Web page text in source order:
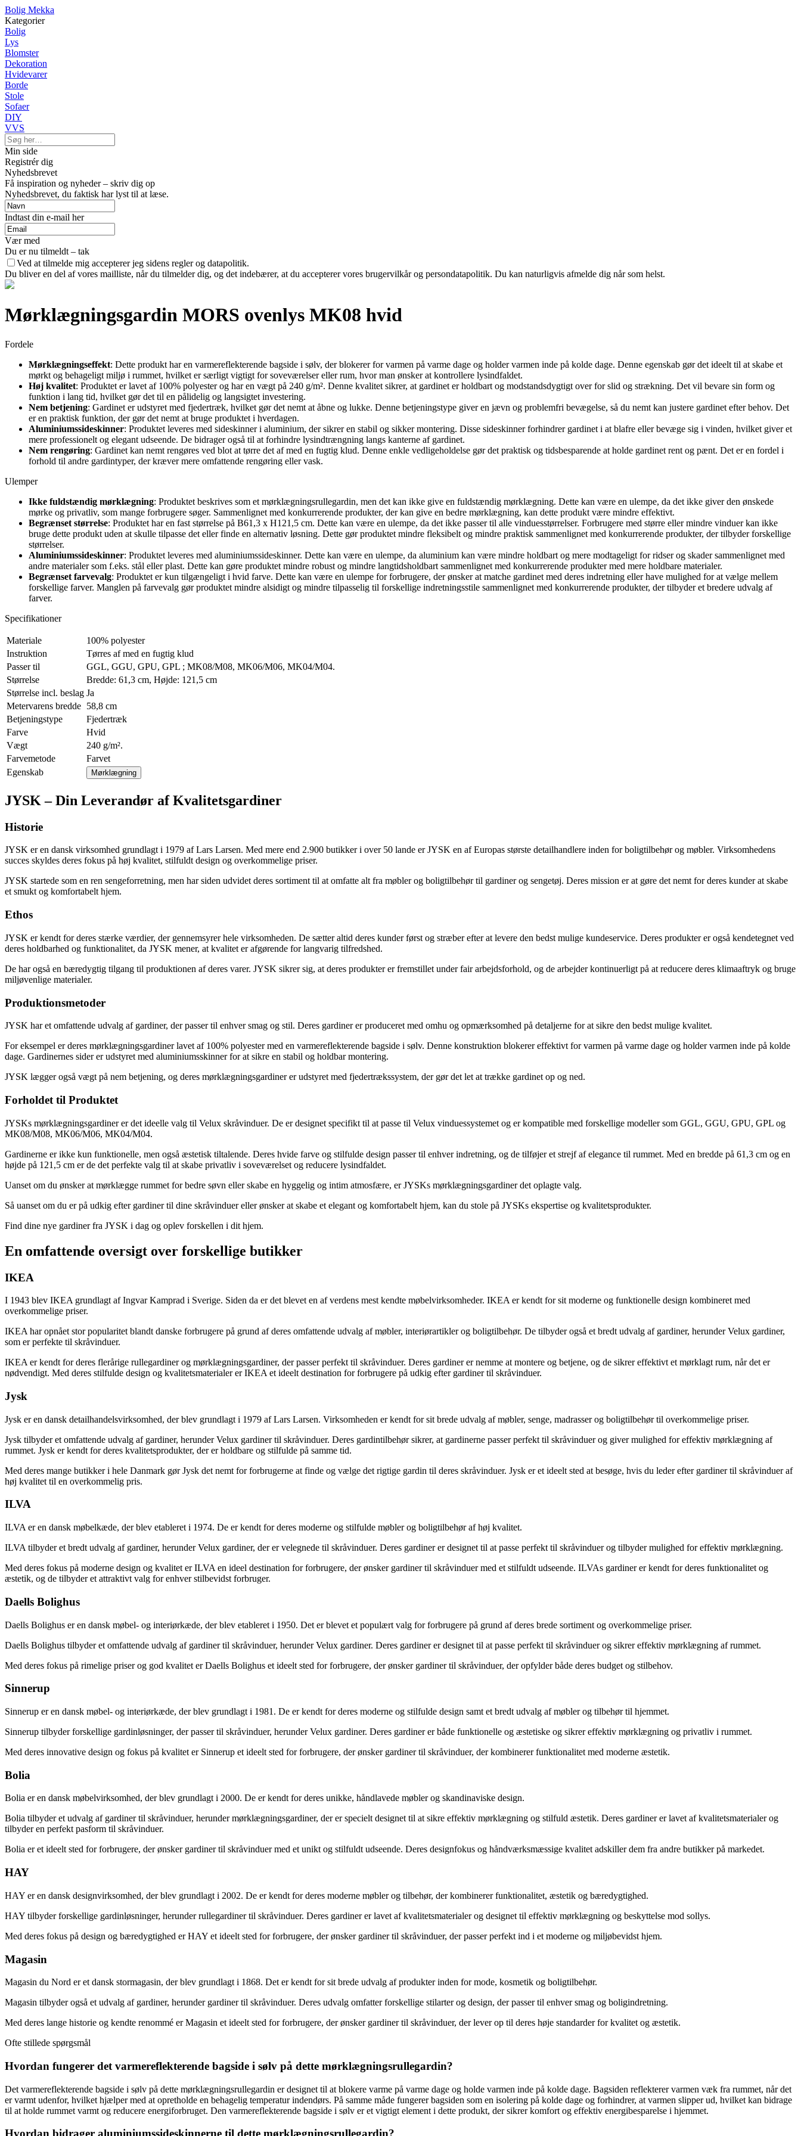
Bolig Mekka
Kategorier
Bolig
Lys
Blomster
Dekoration
Hvidevarer
Borde
Stole
Sofaer
DIY
VVS
Min side
Registrér dig
Nyhedsbrevet
Få inspiration og nyheder – skriv dig op
Nyhedsbrevet, du faktisk har lyst til at læse.
Indtast din e-mail her
Vær med
Du er nu tilmeldt – tak
Ved at tilmelde mig accepterer jeg sidens regler og datapolitik.
Du bliver en del af vores mailliste, når du tilmelder dig, og det indebærer, at du accepterer vores brugervilkår og persondatapolitik. Du kan naturligvis afmelde dig når som helst.
Mørklægningsgardin MORS ovenlys MK08 hvid
Fordele
Mørklægningseffekt: Dette produkt har en varmereflekterende bagside i sølv, der blokerer for varmen på varme dage og holder varmen inde på kolde dage. Denne egenskab gør det ideelt til at skabe et
mørkt og behageligt miljø i rummet, hvilket er særligt vigtigt for soveværelser eller rum, hvor man ønsker at kontrollere lysindfaldet.
Høj kvalitet: Produktet er lavet af 100% polyester og har en vægt på 240 g/m². Denne kvalitet sikrer, at gardinet er holdbart og modstandsdygtigt over for slid og strækning. Det vil bevare sin form og
funktion i lang tid, hvilket gør det til en pålidelig og langsigtet investering.
Nem betjening: Gardinet er udstyret med fjedertræk, hvilket gør det nemt at åbne og lukke. Denne betjeningstype giver en jævn og problemfri bevægelse, så du nemt kan justere gardinet efter behov. Det
er en praktisk funktion, der gør det nemt at bruge produktet i hverdagen.
Aluminiumssideskinner: Produktet leveres med sideskinner i aluminium, der sikrer en stabil og sikker montering. Disse sideskinner forhindrer gardinet i at blafre eller bevæge sig i vinden, hvilket giver et
mere professionelt og elegant udseende. De bidrager også til at forhindre lysindtrængning langs kanterne af gardinet.
Nem rengøring: Gardinet kan nemt rengøres ved blot at tørre det af med en fugtig klud. Denne enkle vedligeholdelse gør det praktisk og tidsbesparende at holde gardinet rent og pænt. Det er en fordel i
forhold til andre gardintyper, der kræver mere omfattende rengøring eller vask.
Ulemper
Ikke fuldstændig mørklægning: Produktet beskrives som et mørklægningsrullegardin, men det kan ikke give en fuldstændig mørklægning. Dette kan være en ulempe, da det ikke giver den ønskede
mørke og privatliv, som mange forbrugere søger. Sammenlignet med konkurrerende produkter, der kan give en bedre mørklægning, kan dette produkt være mindre effektivt.
Begrænset størrelse: Produktet har en fast størrelse på B61,3 x H121,5 cm. Dette kan være en ulempe, da det ikke passer til alle vinduesstørrelser. Forbrugere med større eller mindre vinduer kan ikke
bruge dette produkt uden at skulle tilpasse det eller finde en alternativ løsning. Dette gør produktet mindre fleksibelt og mindre praktisk sammenlignet med konkurrerende produkter, der tilbyder forskellige
størrelser.
Aluminiumssideskinner: Produktet leveres med aluminiumssideskinner. Dette kan være en ulempe, da aluminium kan være mindre holdbart og mere modtageligt for ridser og skader sammenlignet med
andre materialer som f.eks. stål eller plast. Dette kan gøre produktet mindre robust og mindre langtidsholdbart sammenlignet med konkurrerende produkter med mere holdbare materialer.
Begrænset farvevalg: Produktet er kun tilgængeligt i hvid farve. Dette kan være en ulempe for forbrugere, der ønsker at matche gardinet med deres indretning eller have mulighed for at vælge mellem
forskellige farver. Manglen på farvevalg gør produktet mindre alsidigt og mindre tilpasselig til forskellige indretningsstile sammenlignet med konkurrerende produkter, der tilbyder et bredere udvalg af
farver.
Specifikationer
Materiale
100% polyester
Instruktion
Tørres af med en fugtig klud
Passer til
GGL, GGU, GPU, GPL ; MK08/M08, MK06/M06, MK04/M04.
Størrelse
Bredde: 61,3 cm, Højde: 121,5 cm
Størrelse incl. beslag Ja
Metervarens bredde 58,8 cm
Betjeningstype
Fjedertræk
Farve
Hvid
Vægt
240 g/m².
Farvemetode
Farvet
Egenskab
Mørklægning
JYSK – Din Leverandør af Kvalitetsgardiner
Historie
JYSK er en dansk virksomhed grundlagt i 1979 af Lars Larsen. Med mere end 2.900 butikker i over 50 lande er JYSK en af Europas største detailhandlere inden for boligtilbehør og møbler. Virksomhedens
succes skyldes deres fokus på høj kvalitet, stilfuldt design og overkommelige priser.
JYSK startede som en ren sengeforretning, men har siden udvidet deres sortiment til at omfatte alt fra møbler og boligtilbehør til gardiner og sengetøj. Deres mission er at gøre det nemt for deres kunder at skabe
et smukt og komfortabelt hjem.
Ethos
JYSK er kendt for deres stærke værdier, der gennemsyrer hele virksomheden. De sætter altid deres kunder først og stræber efter at levere den bedst mulige kundeservice. Deres produkter er også kendetegnet ved
deres holdbarhed og funktionalitet, da JYSK mener, at kvalitet er afgørende for langvarig tilfredshed.
De har også en bæredygtig tilgang til produktionen af deres varer. JYSK sikrer sig, at deres produkter er fremstillet under fair arbejdsforhold, og de arbejder kontinuerligt på at reducere deres klimaaftryk og bruge
miljøvenlige materialer.
Produktionsmetoder
JYSK har et omfattende udvalg af gardiner, der passer til enhver smag og stil. Deres gardiner er produceret med omhu og opmærksomhed på detaljerne for at sikre den bedst mulige kvalitet.
For eksempel er deres mørklægningsgardiner lavet af 100% polyester med en varmereflekterende bagside i sølv. Denne konstruktion blokerer effektivt for varmen på varme dage og holder varmen inde på kolde
dage. Gardinernes sider er udstyret med aluminiumsskinner for at sikre en stabil og holdbar montering.
JYSK lægger også vægt på nem betjening, og deres mørklægningsgardiner er udstyret med fjedertrækssystem, der gør det let at trække gardinet op og ned.
Forholdet til Produktet
JYSKs mørklægningsgardiner er det ideelle valg til Velux skråvinduer. De er designet specifikt til at passe til Velux vinduessystemet og er kompatible med forskellige modeller som GGL, GGU, GPU, GPL og
MK08/M08, MK06/M06, MK04/M04.
Gardinerne er ikke kun funktionelle, men også æstetisk tiltalende. Deres hvide farve og stilfulde design passer til enhver indretning, og de tilføjer et strejf af elegance til rummet. Med en bredde på 61,3 cm og en
højde på 121,5 cm er de det perfekte valg til at skabe privatliv i soveværelset og reducere lysindfaldet.
Uanset om du ønsker at mørklægge rummet for bedre søvn eller skabe en hyggelig og intim atmosfære, er JYSKs mørklægningsgardiner det oplagte valg.
Så uanset om du er på udkig efter gardiner til dine skråvinduer eller ønsker at skabe et elegant og komfortabelt hjem, kan du stole på JYSKs ekspertise og kvalitetsprodukter.
Find dine nye gardiner fra JYSK i dag og oplev forskellen i dit hjem.
En omfattende oversigt over forskellige butikker
IKEA
I 1943 blev IKEA grundlagt af Ingvar Kamprad i Sverige. Siden da er det blevet en af verdens mest kendte møbelvirksomheder. IKEA er kendt for sit moderne og funktionelle design kombineret med
overkommelige priser.
IKEA har opnået stor popularitet blandt danske forbrugere på grund af deres omfattende udvalg af møbler, interiørartikler og boligtilbehør. De tilbyder også et bredt udvalg af gardiner, herunder Velux gardiner,
som er perfekte til skråvinduer.
IKEA er kendt for deres flerårige rullegardiner og mørklægningsgardiner, der passer perfekt til skråvinduer. Deres gardiner er nemme at montere og betjene, og de sikrer effektivt et mørklagt rum, når det er
nødvendigt. Med deres stilfulde design og kvalitetsmaterialer er IKEA et ideelt destination for forbrugere på udkig efter gardiner til skråvinduer.
Jysk
Jysk er en dansk detailhandelsvirksomhed, der blev grundlagt i 1979 af Lars Larsen. Virksomheden er kendt for sit brede udvalg af møbler, senge, madrasser og boligtilbehør til overkommelige priser.
Jysk tilbyder et omfattende udvalg af gardiner, herunder Velux gardiner til skråvinduer. Deres gardintilbehør sikrer, at gardinerne passer perfekt til skråvinduer og giver mulighed for effektiv mørklægning af
rummet. Jysk er kendt for deres kvalitetsprodukter, der er holdbare og stilfulde på samme tid.
Med deres mange butikker i hele Danmark gør Jysk det nemt for forbrugerne at finde og vælge det rigtige gardin til deres skråvinduer. Jysk er et ideelt sted at besøge, hvis du leder efter gardiner til skråvinduer af
høj kvalitet til en overkommelig pris.
ILVA
ILVA er en dansk møbelkæde, der blev etableret i 1974. De er kendt for deres moderne og stilfulde møbler og boligtilbehør af høj kvalitet.
ILVA tilbyder et bredt udvalg af gardiner, herunder Velux gardiner, der er velegnede til skråvinduer. Deres gardiner er designet til at passe perfekt til skråvinduer og tilbyder mulighed for effektiv mørklægning.
Med deres fokus på moderne design og kvalitet er ILVA en ideel destination for forbrugere, der ønsker gardiner til skråvinduer med et stilfuldt udseende. ILVAs gardiner er kendt for deres funktionalitet og
æstetik, og de tilbyder et attraktivt valg for enhver stilbevidst forbruger.
Daells Bolighus
Daells Bolighus er en dansk møbel- og interiørkæde, der blev etableret i 1950. Det er blevet et populært valg for forbrugere på grund af deres brede sortiment og overkommelige priser.
Daells Bolighus tilbyder et omfattende udvalg af gardiner til skråvinduer, herunder Velux gardiner. Deres gardiner er designet til at passe perfekt til skråvinduer og sikrer effektiv mørklægning af rummet.
Med deres fokus på rimelige priser og god kvalitet er Daells Bolighus et ideelt sted for forbrugere, der ønsker gardiner til skråvinduer, der opfylder både deres budget og stilbehov.
Sinnerup
Sinnerup er en dansk møbel- og interiørkæde, der blev grundlagt i 1981. De er kendt for deres moderne og stilfulde design samt et bredt udvalg af møbler og tilbehør til hjemmet.
Sinnerup tilbyder forskellige gardinløsninger, der passer til skråvinduer, herunder Velux gardiner. Deres gardiner er både funktionelle og æstetiske og sikrer effektiv mørklægning og privatliv i rummet.
Med deres innovative design og fokus på kvalitet er Sinnerup et ideelt sted for forbrugere, der ønsker gardiner til skråvinduer, der kombinerer funktionalitet med moderne æstetik.
Bolia
Bolia er en dansk møbelvirksomhed, der blev grundlagt i 2000. De er kendt for deres unikke, håndlavede møbler og skandinaviske design.
Bolia tilbyder et udvalg af gardiner til skråvinduer, herunder mørklægningsgardiner, der er specielt designet til at sikre effektiv mørklægning og stilfuld æstetik. Deres gardiner er lavet af kvalitetsmaterialer og
tilbyder en perfekt pasform til skråvinduer.
Bolia er et ideelt sted for forbrugere, der ønsker gardiner til skråvinduer med et unikt og stilfuldt udseende. Deres designfokus og håndværksmæssige kvalitet adskiller dem fra andre butikker på markedet.
HAY
HAY er en dansk designvirksomhed, der blev grundlagt i 2002. De er kendt for deres moderne møbler og tilbehør, der kombinerer funktionalitet, æstetik og bæredygtighed.
HAY tilbyder forskellige gardinløsninger, herunder rullegardiner til skråvinduer. Deres gardiner er lavet af kvalitetsmaterialer og designet til effektiv mørklægning og beskyttelse mod sollys.
Med deres fokus på design og bæredygtighed er HAY et ideelt sted for forbrugere, der ønsker gardiner til skråvinduer, der passer perfekt ind i et moderne og miljøbevidst hjem.
Magasin
Magasin du Nord er et dansk stormagasin, der blev grundlagt i 1868. Det er kendt for sit brede udvalg af produkter inden for mode, kosmetik og boligtilbehør.
Magasin tilbyder også et udvalg af gardiner, herunder gardiner til skråvinduer. Deres udvalg omfatter forskellige stilarter og design, der passer til enhver smag og boligindretning.
Med deres lange historie og kendte renommé er Magasin et ideelt sted for forbrugere, der ønsker gardiner til skråvinduer, der lever op til deres høje standarder for kvalitet og æstetik.
Ofte stillede spørgsmål
Hvordan fungerer det varmereflekterende bagside i sølv på dette mørklægningsrullegardin?
Det varmereflekterende bagside i sølv på dette mørklægningsrullegardin er designet til at blokere varme på varme dage og holde varmen inde på kolde dage. Bagsiden reflekterer varmen væk fra rummet, når det
er varmt udenfor, hvilket hjælper med at opretholde en behagelig temperatur indendørs. På samme måde fungerer bagsiden som en isolering på kolde dage og forhindrer, at varmen slipper ud, hvilket kan bidrage
til at holde rummet varmt og reducere energiforbruget. Den varmereflekterende bagside i sølv er et vigtigt element i dette produkt, der sikrer komfort og effektiv energibesparelse i hjemmet.